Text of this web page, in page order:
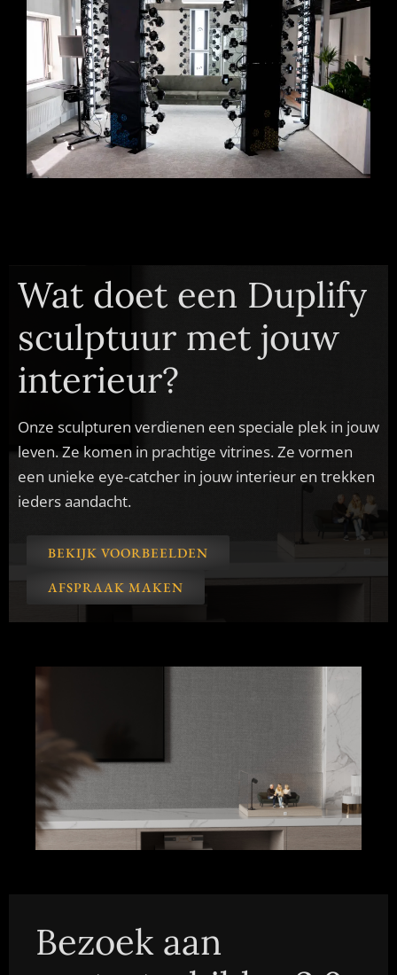
Wat doet een Duplify
sculptuur met jouw
interieur?
Onze sculpturen verdienen een speciale plek in jouw
leven. Ze komen in prachtige vitrines. Ze vormen
een unieke eye-catcher in jouw interieur en trekken
ieders aandacht.
BEKIJK VOORBEELDEN
AFSPRAAK MAKEN
Bezoek aan